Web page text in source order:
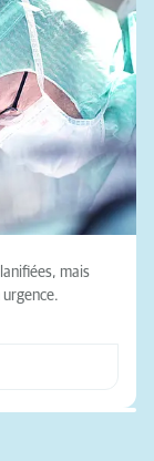
mais